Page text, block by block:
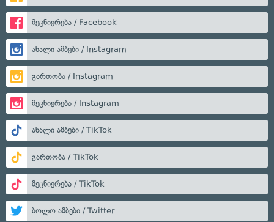
მეცნიერება / Facebook
ახალი ამბები / Instagram
გართობა / Instagram
მეცნიერება / Instagram
ახალი ამბები / TikTok
გართობა / TikTok
მეცნიერება / TikTok
ბოლო ამბები / Twitter